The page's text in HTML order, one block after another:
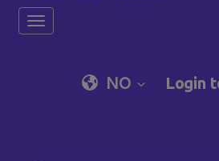
Toggle navigation
NO Login